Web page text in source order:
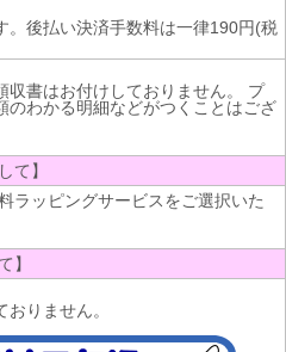
。後払い決済手数料は一律190円(税
書はお付けしておりません。 プ
わかる明細などがつくことはござ
て】
ラッピングサービスをご選択いた
】
りません。